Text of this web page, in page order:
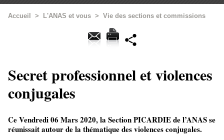
Accueil > L'ANAS et vous > Vie des sections et commissions
Secret professionnel et violences
conjugales
Ce Vendredi 06 Mars 2020, la Section PICARDIE de l’ANAS se
réunissait autour de la thématique des violences conjugales.